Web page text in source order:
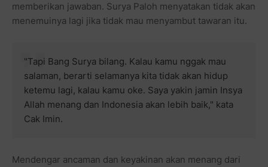
memberikan jawaban. Surya Paloh menyatakan tidak akan
menemuinya lagi jika tidak mau menyambut tawaran itu.
"Tapi Bang Surya bilang. Kalau kamu nggak mau
salaman, berarti selamanya kita tidak akan hidup
ketemu lagi, kalau kamu oke. Saya yakin jamin Insya
Allah menang dan Indonesia akan lebih baik," kata
Cak Imin.
Mendengar ancaman dan keyakinan akan menang dari